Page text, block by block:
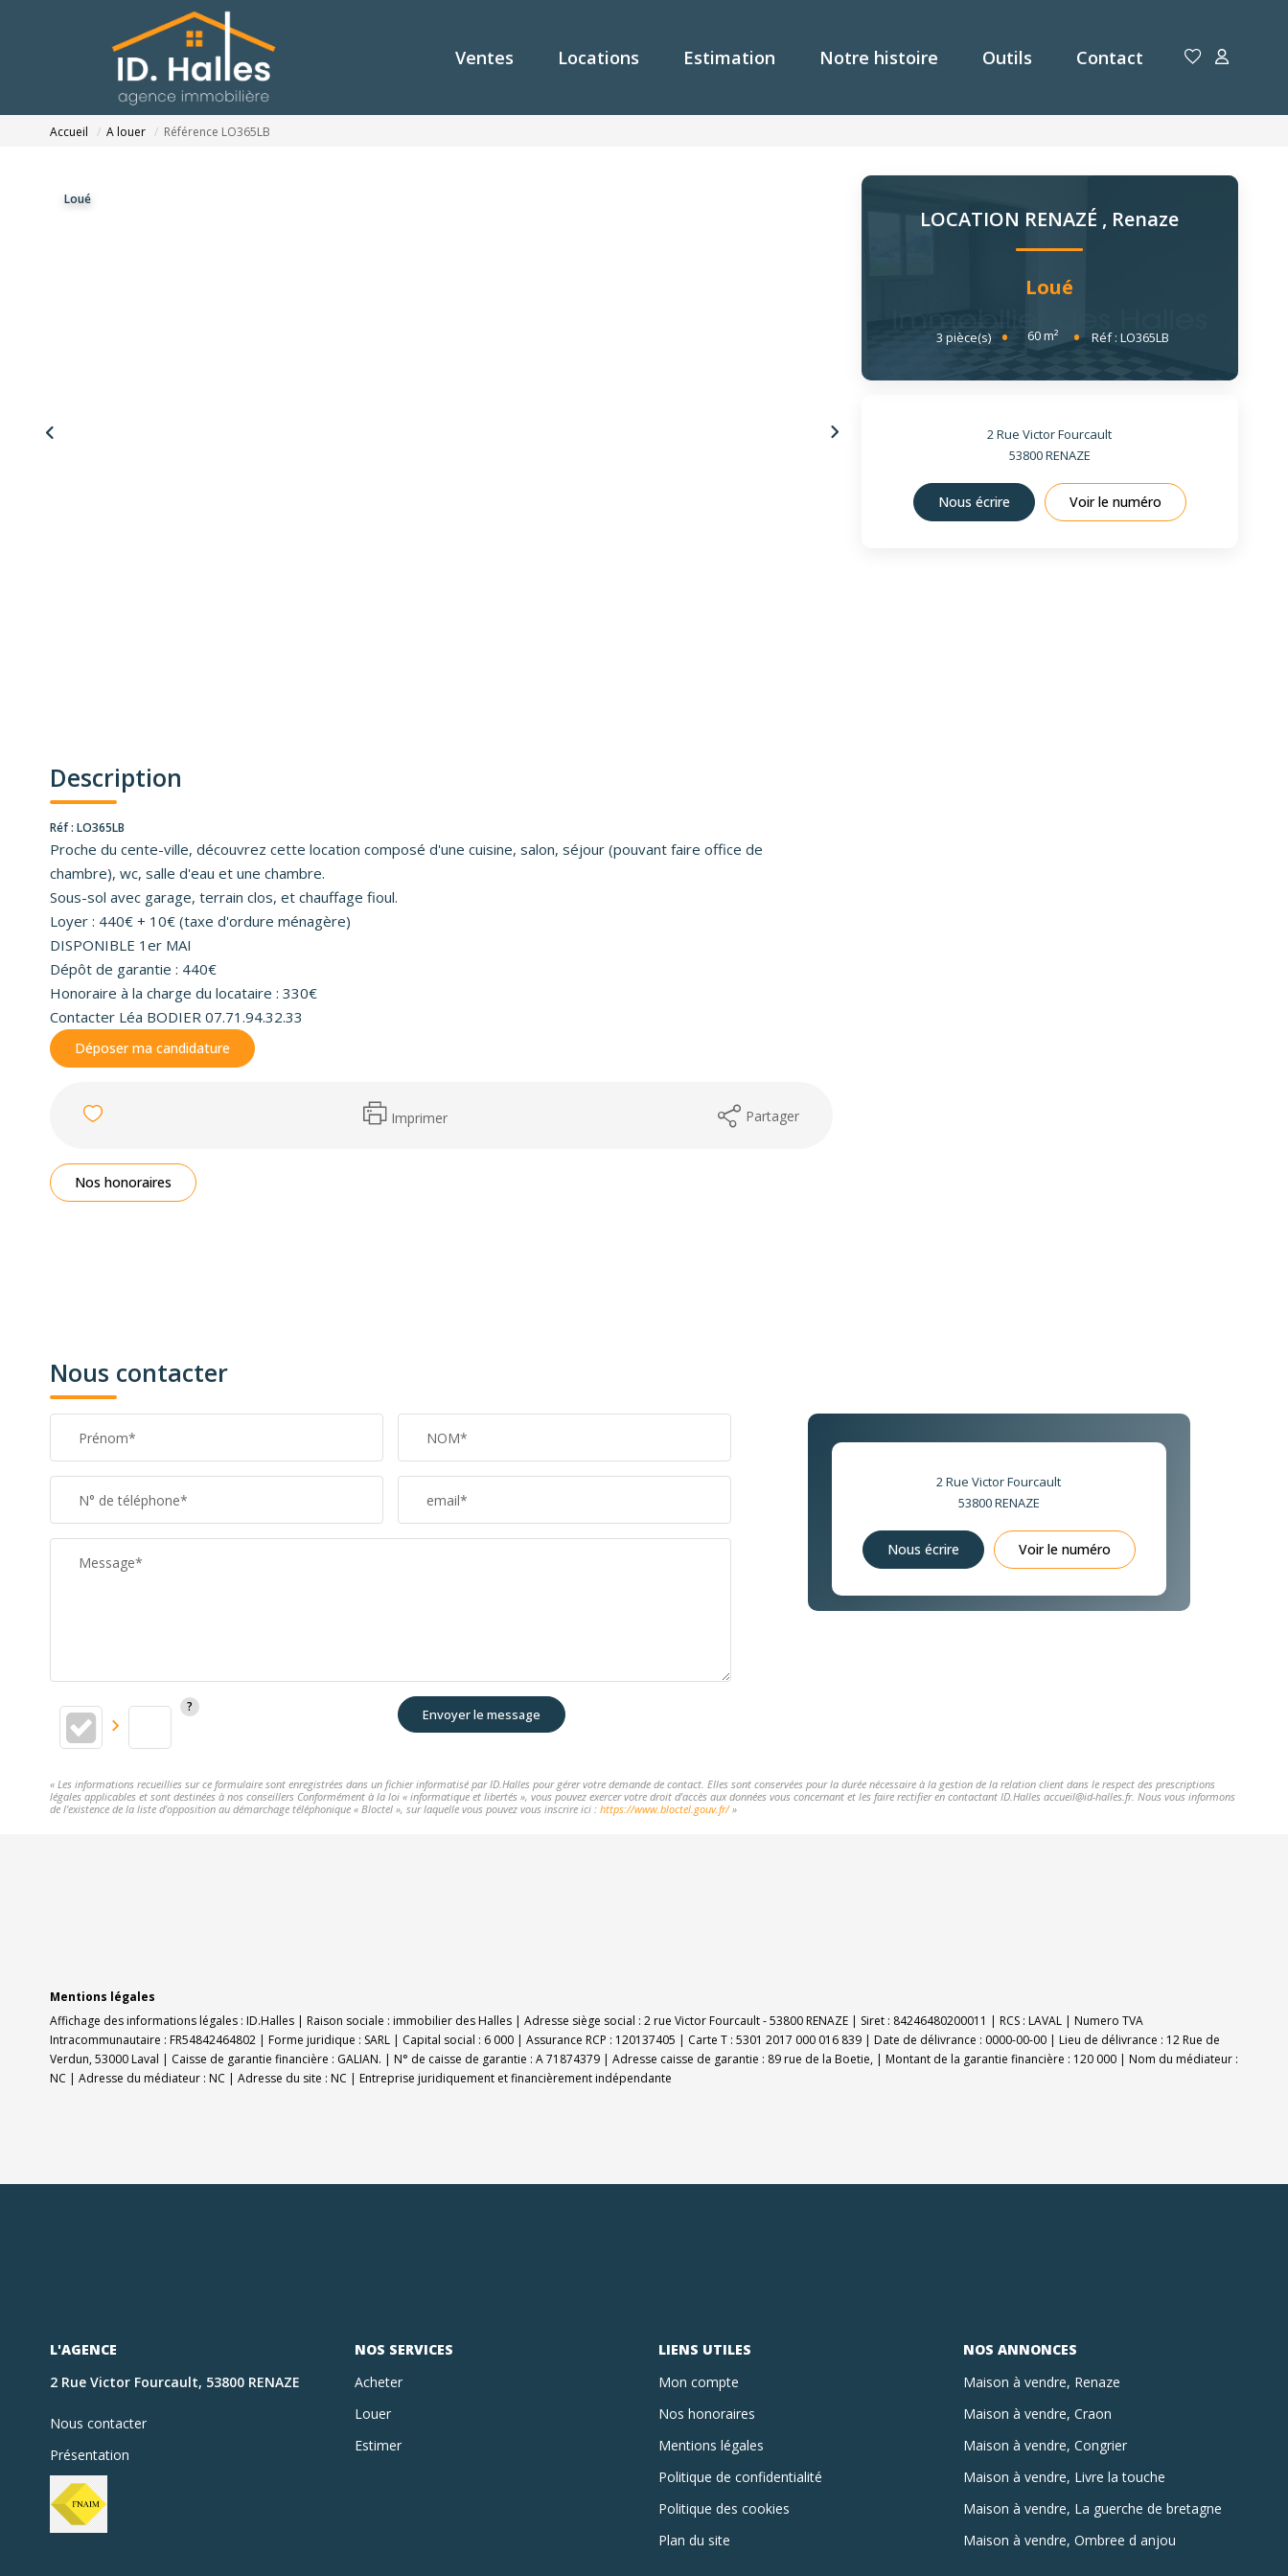
Ventes Locations Estimation Notre histoire Outils Contact
Accueil A louer Référence LO365LB
Loué
Description
Réf : LO365LB
Proche du cente-ville, découvrez cette location composé d'une cuisine, salon, séjour (pouvant faire office de
chambre), wc, salle d'eau et une chambre.
Sous-sol avec garage, terrain clos, et chauffage fioul.
Loyer : 440€ + 10€ (taxe d'ordure ménagère)
DISPONIBLE 1er MAI
Dépôt de garantie : 440€
Honoraire à la charge du locataire : 330€
Contacter Léa BODIER 07.71.94.32.33
Déposer ma candidature
Imprimer Partager
Nos honoraires
LOCATION RENAZÉ , Renaze
Loué
3 pièce(s) 60m² Réf : LO365LB
2 Rue Victor Fourcault
53800RENAZE
Nous écrire Voir le numéro
Nous contacter
Prénom* NOM*
N° de téléphone* email*
Message*
Envoyer le message
2 Rue Victor Fourcault
53800RENAZE
Nous écrire Voir le numéro
« Les informations recueillies sur ce formulaire sont enregistrées dans un fichier informatisé par ID.Halles pour gérer votre demande de contact. Elles sont conservées pour la durée nécessaire à la gestion de la relation client dans le respect des prescriptions
légales applicables et sont destinées à nos conseillers Conformément à la loi « informatique et libertés », vous pouvez exercer votre droit d'accès aux données vous concernant et les faire rectifier en contactant ID.Halles accueil@id-halles.fr. Nous vous informons
de l'existence de la liste d'opposition au démarchage téléphonique « Bloctel », sur laquelle vous pouvez vous inscrire ici : https://www.bloctel.gouv.fr/»
Mentions légales
Affichage des informations légales : ID.Halles | Raison sociale : immobilier des Halles | Adresse siège social : 2 rue Victor Fourcault - 53800 RENAZE | Siret : 84246480200011 | RCS : LAVAL | Numero TVA
Intracommunautaire : FR54842464802 | Forme juridique : SARL | Capital social : 6 000 | Assurance RCP : 120137405 | Carte T : 5301 2017 000 016 839 | Date de délivrance : 0000-00-00 | Lieu de délivrance : 12 Rue de
Verdun, 53000 Laval | Caisse de garantie financière : GALIAN. | N° de caisse de garantie : A 71874379 | Adresse caisse de garantie : 89 rue de la Boetie, | Montant de la garantie financière : 120 000 | Nom du médiateur :
NC | Adresse du médiateur : NC | Adresse du site : NC | Entreprise juridiquement et financièrement indépendante
L'AGENCE
2 Rue Victor Fourcault, 53800 RENAZE
Nous contacter
Présentation
NOS SERVICES
Acheter
Louer
Estimer
LIENS UTILES
Mon compte
Nos honoraires
Mentions légales
Politique de confidentialité
Politique des cookies
Plan du site
NOS ANNONCES
Maison à vendre, Renaze
Maison à vendre, Craon
Maison à vendre, Congrier
Maison à vendre, Livre la touche
Maison à vendre, La guerche de bretagne
Maison à vendre, Ombree d anjou